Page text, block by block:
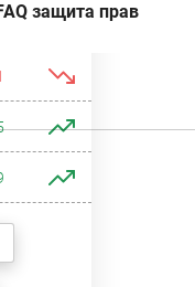
защита прав